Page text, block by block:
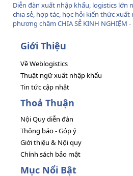
Diễn đàn xuất nhập khẩu, logistics lớn
chia sẻ, hợp tác, học hỏi kiến thức xuất
phương châm CHIA SẺ KINH NGHIỆM -
Giới Thiệu
Về Weblogistics
Thuật ngữ xuất nhập khẩu
Tin tức cập nhật
Thoả Thuận
Nội Quy diễn đàn
Thông báo - Góp ý
Giới thiệu & Nội quy
Chính sách bảo mật
Mục Nổi Bật